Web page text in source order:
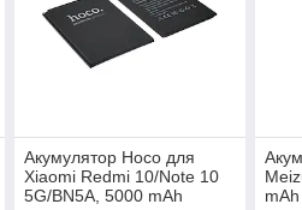
Акумулятор Hoco для
Xiaomi Redmi 10/Note 10
5G/BN5A, 5000 mAh